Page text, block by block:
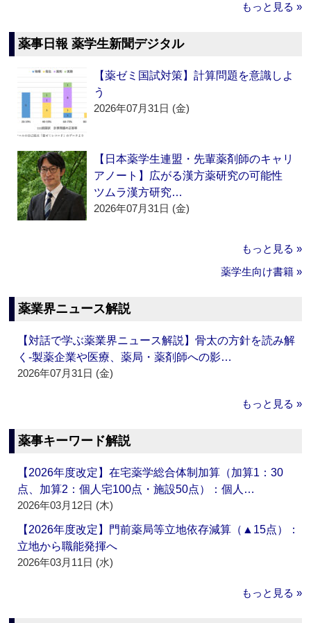
もっと見る »
薬事日報 薬学生新聞デジタル
【薬ゼミ国試対策】計算問題を意識しよ
う
2026年07月31日 (金)
【日本薬学生連盟・先輩薬剤師のキャリ
アノート】広がる漢方薬研究の可能性
ツムラ漢方研究…
2026年07月31日 (金)
もっと見る »
薬学生向け書籍 »
薬業界ニュース解説
【対話で学ぶ薬業界ニュース解説】骨太の方針を読み解
く‐製薬企業や医療、薬局・薬剤師への影…
2026年07月31日 (金)
もっと見る »
薬事キーワード解説
【2026年度改定】在宅薬学総合体制加算（加算1：30
点、加算2：個人宅100点・施設50点）：個人…
2026年03月12日 (木)
【2026年度改定】門前薬局等立地依存減算（▲15点）：
立地から職能発揮へ
2026年03月11日 (水)
もっと見る »